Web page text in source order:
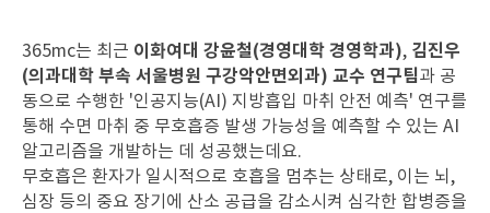
365mc는 최근 이화여대 강윤철(경영대학 경영학과), 김진우
(의과대학 부속 서울병원 구강악안면외과) 교수 연구팀과 공
동으로 수행한 '인공지능(AI) 지방흡입 마취 안전 예측' 연구를
통해 수면 마취 중 무호흡증 발생 가능성을 예측할 수 있는 AI
알고리즘을 개발하는 데 성공했는데요.
무호흡은 환자가 일시적으로 호흡을 멈추는 상태로, 이는 뇌,
심장 등의 중요 장기에 산소 공급을 감소시켜 심각한 합병증을